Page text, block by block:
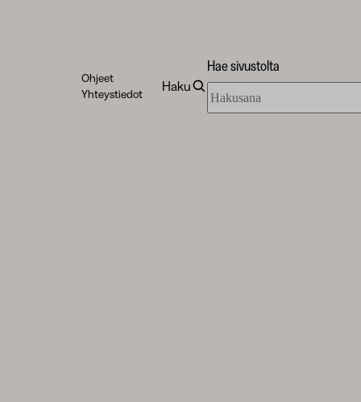
Ohjeet
Yhteystiedot
Haku
Hae sivustolta
sivustolta